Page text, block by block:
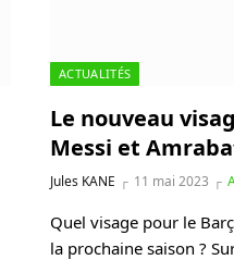
ACTUALITÉS
Le nouveau
Messi et
Jules KANE 11 mai 2023
Quel visage pour le
la prochaine saison ?